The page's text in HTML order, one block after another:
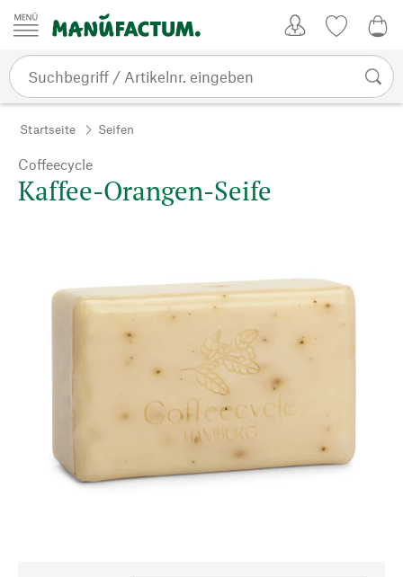
Zum Inhalt springen
Startseite Seifen
Coffeecycle
Kaffee-Orangen-Seife